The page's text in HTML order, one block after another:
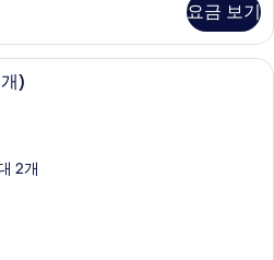
요금 보기
슈피리어 스위트, 침대(여러 개) | 저
)
2개